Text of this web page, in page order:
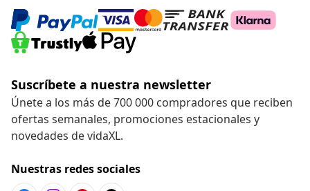
Suscríbete a nuestra newsletter
Únete a los más de 700 000 compradores que reciben
ofertas semanales, promociones estacionales y
novedades de vidaXL.
Nuestras redes sociales